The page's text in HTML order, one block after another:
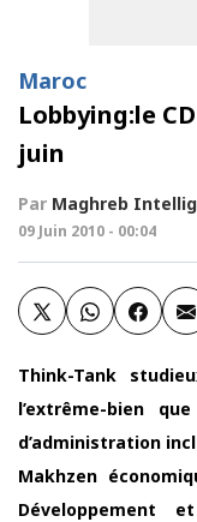
Maroc
Lobbying:le
juin
Par Maghreb
09 Juin 2010 - 00:04
Think-Tank
l’extrême-bien
d’administration
Makhzen
Développement